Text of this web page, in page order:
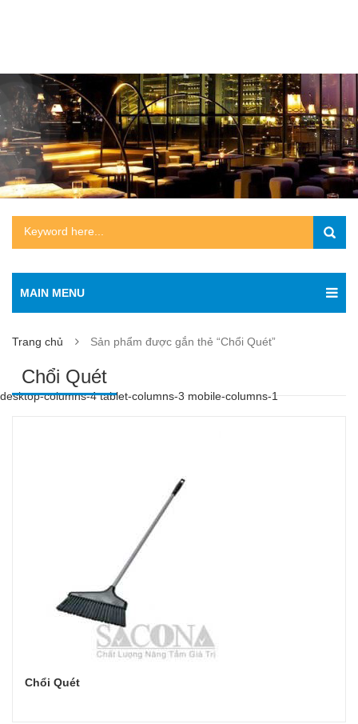
MAIN MENU
Trang chủ Sản phẩm được gắn thẻ “Chổi Quét”
Chổi Quét
desktop-columns-4 tablet-columns-3 mobile-columns-1
Chổi Quét